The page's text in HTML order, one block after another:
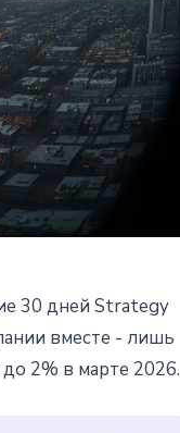
30 дней Strategy
вместе - лишь
2% в марте 2026.